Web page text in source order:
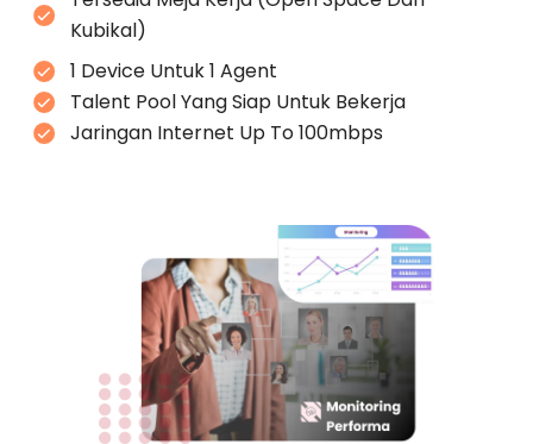
Kubikal)
1 Device Untuk 1 Agent
Talent Pool Yang Siap Untuk Bekerja
Jaringan Internet Up To 100mbps